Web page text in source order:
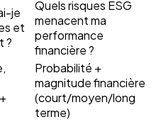
je
et
?
Quels risques ESG
menacent ma
performance
financière ?
Probabilité +
magnitude financière
(court/moyen/long
terme)